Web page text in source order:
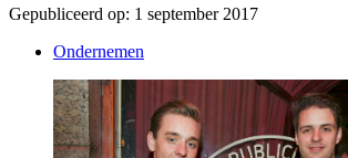
Gepubliceerd op: 1 september 2017
Ondernemen